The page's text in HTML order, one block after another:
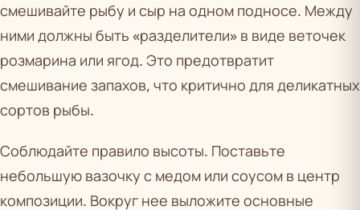
смешивайте рыбу и сыр на одном подносе. Между
ними должны быть «разделители» в виде веточек
розмарина или ягод. Это предотвратит
смешивание запахов, что критично для деликатных
сортов рыбы.
Соблюдайте правило высоты. Поставьте
небольшую вазочку с медом или соусом в центр
композиции. Вокруг нее выложите основные